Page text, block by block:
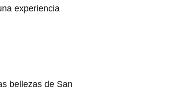
experiencia
bellezas de San